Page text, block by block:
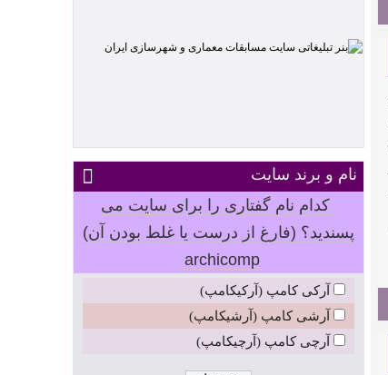
نام و برند سایت
کدام نام گفتاری را برای سایت می
پسندید؟ (فارغ از درست یا غلط بودن آن)
archicomp
آرکی کامپ (آرکیکامپ)
آرشی کامپ (آرشیکامپ)
آرچی کامپ (آرچیکامپ)